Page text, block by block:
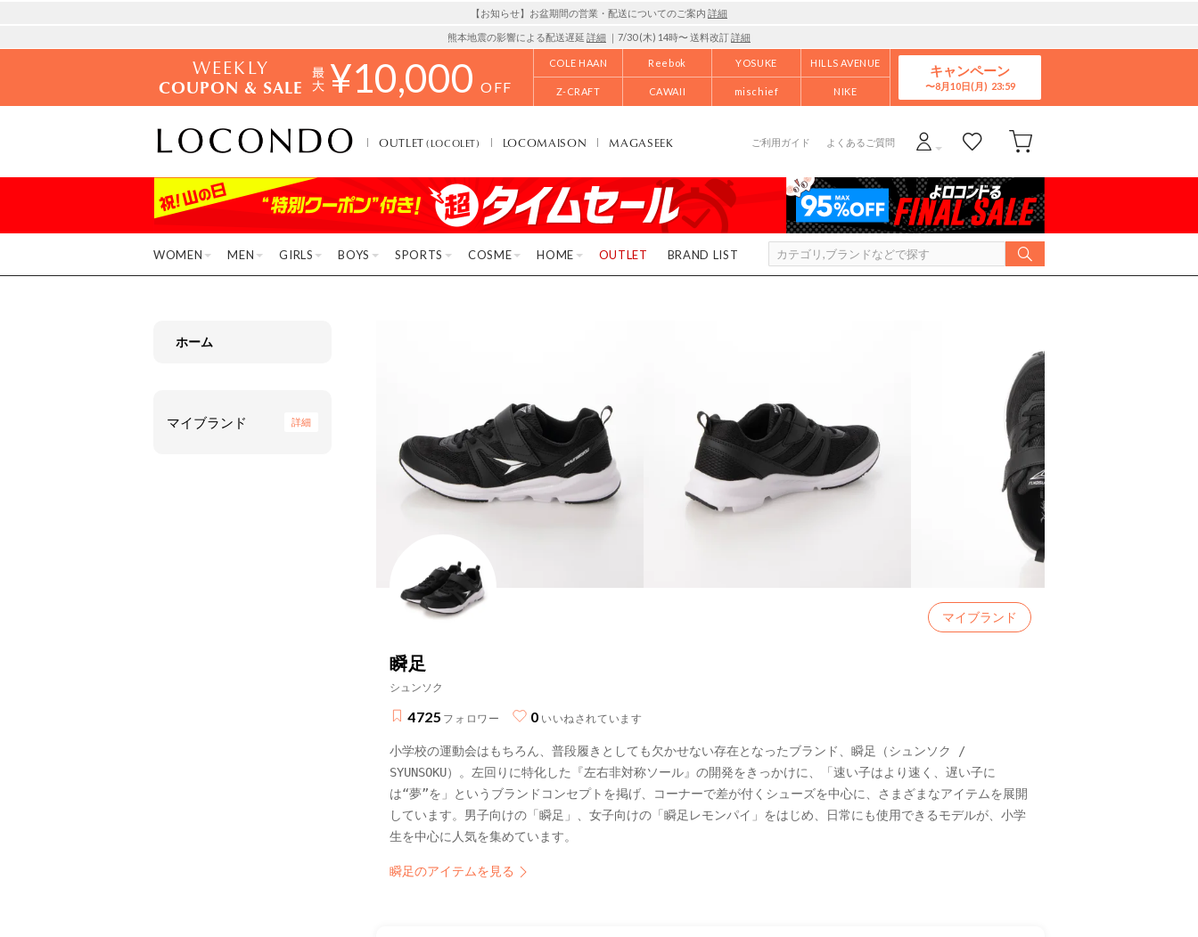
【お知らせ】お盆期間の営業・配送についてのご案内 詳細
熊本地震の影響による配送遅延 詳細 ｜7/30 (木) 14時〜 送料改訂詳細
WEEKLY
COUPON & SALE ¥10,000 OFF
COLE HAAN Reebok YOSUKE HILLS AVENUE
Z-CRAFT CAWAII mischief NIKE
キャンペーン
8月10日(月)
OUTLET(LOCOLET) LOCOMAISON MAGASEEK ご利用ガイド よくあるご質問
WOMEN MEN GIRLS BOYS SPORTS COSME HOME OUTLET BRAND LIST
ホーム
マイブランド 詳細
マイブランド
瞬足
シュンソク
4725 フォロワー 0 いいねされています
小学校の運動会はもちろん、普段履きとしても欠かせない存在となったブランド、瞬足（シュンソク /
SYUNSOKU）。左回りに特化した『左右非対称ソール』の開発をきっかけに、「速い子はより速く、遅い子に
は“夢”を」というブランドコンセプトを掲げ、コーナーで差が付くシューズを中心に、さまざまなアイテムを展開
しています。男子向けの「瞬足」、女子向けの「瞬足レモンパイ」をはじめ、日常にも使用できるモデルが、小学
生を中心に人気を集めています。
瞬足のアイテムを見る